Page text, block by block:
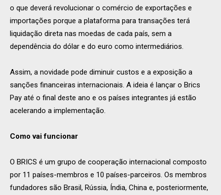
o que deverá revolucionar o comércio de exportações e
importações porque a plataforma para transações terá
liquidação direta nas moedas de cada país, sem a
dependência do dólar e do euro como intermediários.
Assim, a novidade pode diminuir custos e a exposição a
sanções financeiras internacionais. A ideia é lançar o Brics
Pay até o final deste ano e os países integrantes já estão
acelerando a implementação.
Como vai funcionar
O BRICS é um grupo de cooperação internacional composto
por 11 países-membros e 10 países-parceiros. Os membros
fundadores são Brasil, Rússia, Índia, China e, posteriormente,